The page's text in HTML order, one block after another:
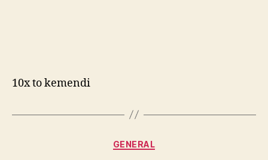
10x to kemendi
Categories
GENERAL